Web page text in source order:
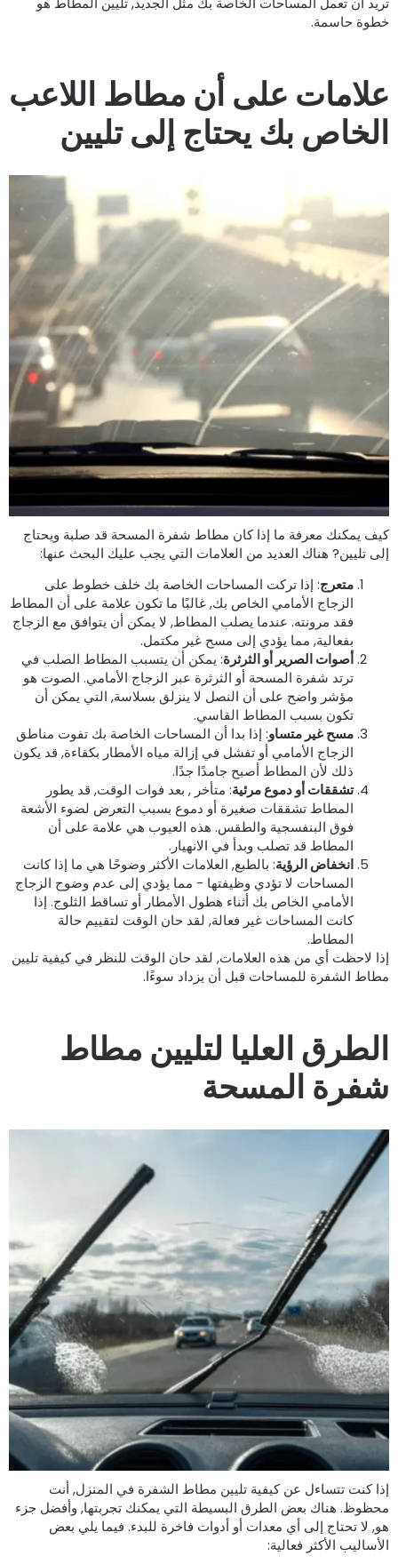
حاسمة.
على أن مطاط اللاعب
بك يحتاج إلى تليين
يمكنك معرفة ما إذا كان مطاط شفرة المسحة قد صلبة ويحتاج
تليين? هناك العديد من العلامات التي يجب عليك البحث عنها:
متعرج: إذا تركت المساحات الخاصة بك خلف خطوط على
الزجاج الأمامي الخاص بك, غالبًا ما تكون علامة على أن المطاط
فقد مرونته. عندما يصلب المطاط, لا يمكن أن يتوافق مع الزجاج
بفعالية, مما يؤدي إلى مسح غير مكتمل.
أصوات الصرير أو الثرثرة: يمكن أن يتسبب المطاط الصلب في
ترتد شفرة المسحة أو الثرثرة عبر الزجاج الأمامي. الصوت هو
مؤشر واضح على أن النصل لا ينزلق بسلاسة, التي يمكن أن
تكون بسبب المطاط القاسي.
مسح غير متساو: إذا بدا أن المساحات الخاصة بك تفوت مناطق
الزجاج الأمامي أو تفشل في إزالة مياه الأمطار بكفاءة, قد يكون
ذلك لأن المطاط أصبح جامدًا جدًا.
تشققات أو دموع مرئية: متأخر , بعد فوات الوقت, قد يطور
المطاط تشققات صغيرة أو دموع بسبب التعرض لضوء الأشعة
فوق البنفسجية والطقس. هذه العيوب هي علامة على أن
المطاط قد تصلب وبدأ في الانهيار.
انخفاض الرؤية: بالطبع, العلامات الأكثر وضوحًا هي ما إذا كانت
المساحات لا تؤدي وظيفتها - مما يؤدي إلى عدم وضوح الزجاج
الأمامي الخاص بك أثناء هطول الأمطار أو تساقط الثلوج. إذا
كانت المساحات غير فعالة, لقد حان الوقت لتقييم حالة
المطاط.
لاحظت أي من هذه العلامات, لقد حان الوقت للنظر في كيفية تليين
الشفرة للمساحات قبل أن يزداد سوءًا.
العليا لتليين مطاط
المسحة
كنت تتساءل عن كيفية تليين مطاط الشفرة في المنزل, أنت
هناك بعض الطرق البسيطة التي يمكنك تجربتها, وأفضل جزء
لا تحتاج إلى أي معدات أو أدوات فاخرة للبدء. فيما يلي بعض
الأكثر فعالية: